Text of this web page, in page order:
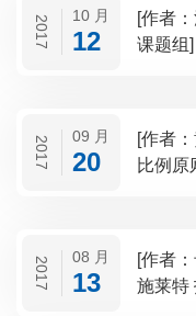
2017 10 月
12
[作者
课题组] 政府与社会资本合作
2017 09 月
20
[作者：黄学
比例原
2017 08 月
13
[作者
施莱特